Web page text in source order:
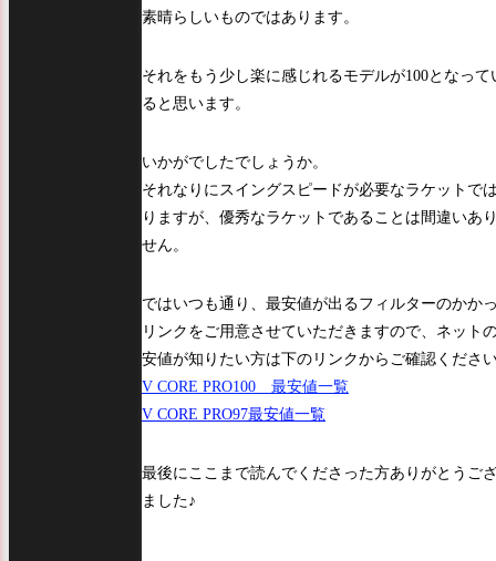
素晴らしいものではあります。
それをもう少し楽に感じれるモデルが100となって
ると思います。
いかがでしたでしょうか。
それなりにスイングスピードが必要なラケットで
りますが、優秀なラケットであることは間違いあ
せん。
ではいつも通り、最安値が出るフィルターのかか
リンクをご用意させていただきますので、ネット
安値が知りたい方は下のリンクからご確認くださ
V CORE PRO100 最安値一覧
V CORE PRO97最安値一覧
最後にここまで読んでくださった方ありがとうご
ました♪